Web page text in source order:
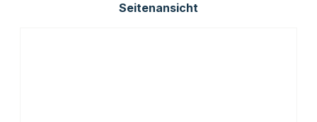
Seitenansicht